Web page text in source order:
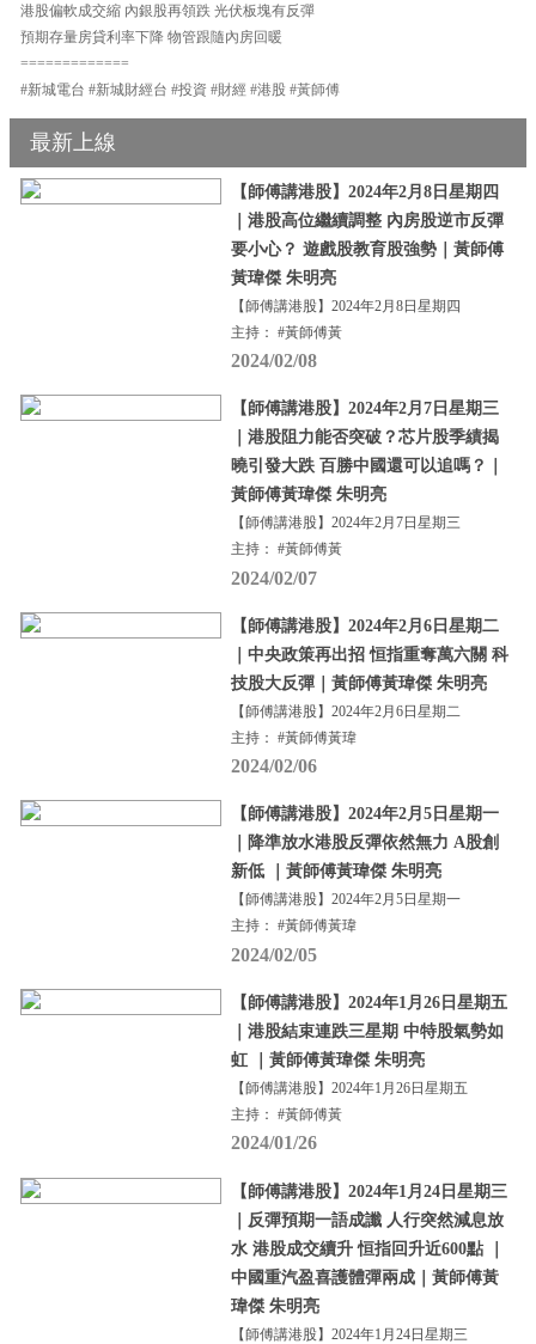
港股偏軟成交縮 內銀股再領跌 光伏板塊有反彈
預期存量房貸利率下降 物管跟隨內房回暖
=============
#新城電台 #新城財經台 #投資 #財經 #港股 #黃師傅
最新上線
【師傅講港股】2024年2月8日星期四
｜港股高位繼續調整 內房股逆市反彈
要小心？ 遊戲股教育股強勢｜黃師傅
黃瑋傑 朱明亮
【師傅講港股】2024年2月8日星期四
主持： #黃師傅黃
2024/02/08
【師傅講港股】2024年2月7日星期三
｜港股阻力能否突破？芯片股季績揭
曉引發大跌 百勝中國還可以追嗎？｜
黃師傅黃瑋傑 朱明亮
【師傅講港股】2024年2月7日星期三
主持： #黃師傅黃
2024/02/07
【師傅講港股】2024年2月6日星期二
｜中央政策再出招 恒指重奪萬六關 科
技股大反彈｜黃師傅黃瑋傑 朱明亮
【師傅講港股】2024年2月6日星期二
主持： #黃師傅黃瑋
2024/02/06
【師傅講港股】2024年2月5日星期一
｜降準放水港股反彈依然無力 A股創
新低 ｜黃師傅黃瑋傑 朱明亮
【師傅講港股】2024年2月5日星期一
主持： #黃師傅黃瑋
2024/02/05
【師傅講港股】2024年1月26日星期五
｜港股結束連跌三星期 中特股氣勢如
虹 ｜黃師傅黃瑋傑 朱明亮
【師傅講港股】2024年1月26日星期五
主持： #黃師傅黃
2024/01/26
【師傅講港股】2024年1月24日星期三
｜反彈預期一語成讖 人行突然減息放
水 港股成交續升 恒指回升近600點 ｜
中國重汽盈喜護體彈兩成｜黃師傅黃
瑋傑 朱明亮
【師傅講港股】2024年1月24日星期三